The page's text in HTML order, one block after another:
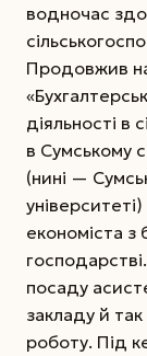
водночас
Продовжив
діяльності в
в Сумському
(нині —
економіста з
посаду
закладу й
роботу. Під